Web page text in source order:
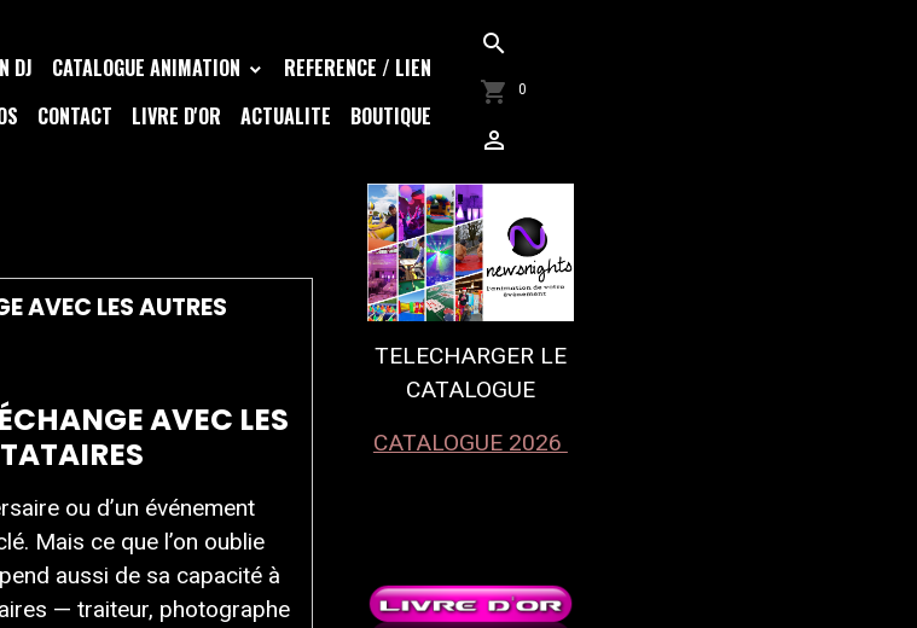
DJ CATALOGUE ANIMATION
REFERENCE / LIEN
CONTACT LIVRE D'OR ACTUALITE BOUTIQUE
0
AVEC LES AUTRES
AVEC LES
ou d’un événement
Mais ce que l’on oublie
aussi de sa capacité à
— traiteur, photographe
TELECHARGER LE
CATALOGUE
CATALOGUE 2026